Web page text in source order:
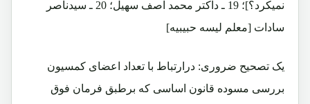
نمیکرد؟]؛ 19 ـ داکتر محمد آصف سهیل؛ 20 ـ سیدناصر
سادات [معلم لیسه حبیبیه]
یک تصحیح ضروری: درارتباط با تعداد اعضای کمسیون
بررسی مسوده قانون اساسی که برطبق فرمان فوق